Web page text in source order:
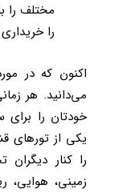
مختلف را
را
اکنون که در
می‌دانید. هر
خودتان را برای
یکی از تورهای
را کنار دیگران
زمینی، هوایی،